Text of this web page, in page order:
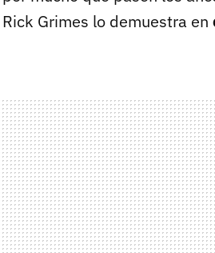
Rick Grimes lo demuestra en